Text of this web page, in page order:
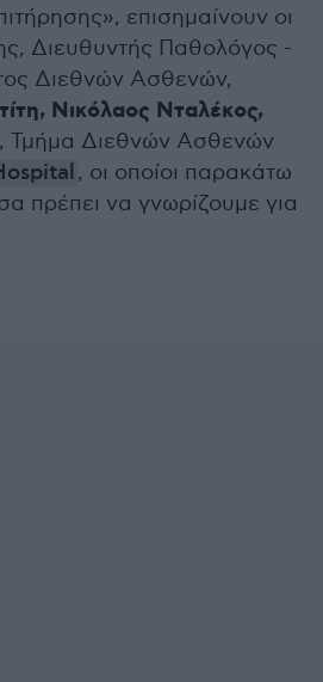
επισημαίνουν οι
Διευθυντής Παθολόγος -
Διεθνών Ασθενών,
Νικόλαος Νταλέκος,
, Τμήμα Διεθνών Ασθενών
, οι οποίοι παρακάτω
πρέπει να γνωρίζουμε για